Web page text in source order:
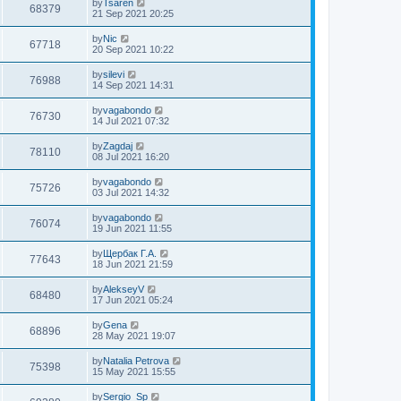
68379 byTsaren
21 Sep 2021 20:25
67718 byNic
20 Sep 2021 10:22
76988 bysilevi
14 Sep 2021 14:31
76730 byvagabondo
14 Jul 2021 07:32
78110 byZagdaj
08 Jul 2021 16:20
75726 byvagabondo
03 Jul 2021 14:32
76074 byvagabondo
19 Jun 2021 11:55
77643 byЩербак Г.А.
18 Jun 2021 21:59
68480 byAlekseyV
17 Jun 2021 05:24
68896 byGena
28 May 2021 19:07
75398 byNatalia Petrova
15 May 2021 15:55
bySergio_Sp